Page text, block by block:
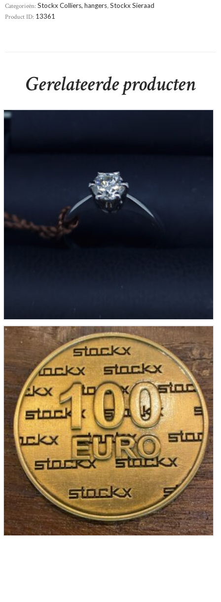
Categorieën: Stockx Colliers, hangers,Stockx Sieraad
Product ID: 13361
Gerelateerde producten
Stockx juwelier Cadeau munt 100,-
€100